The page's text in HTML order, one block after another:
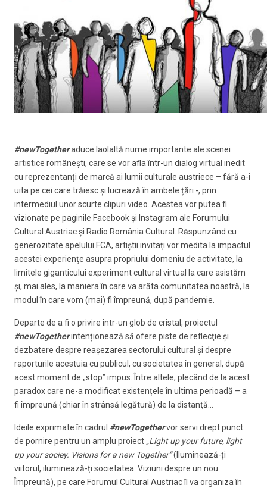
#newTogetheraduce laolaltă nume importante ale scenei
artistice românești, care se vor afla într-un dialog virtual inedit
cu reprezentanți de marcă ai lumii culturale austriece – fără a-i
uita pe cei care trăiesc și lucrează în ambele țări -, prin
intermediul unor scurte clipuri video. Acestea vor putea fi
vizionate pe paginile Facebook și Instagram ale Forumului
Cultural Austriac și Radio România Cultural. Răspunzând cu
generozitate apelului FCA, artiștii invitați vor medita la impactul
acestei experienţe asupra propriului domeniu de activitate, la
limitele giganticului experiment cultural virtual la care asistăm
și, mai ales, la maniera în care va arăta comunitatea noastră, la
modul în care vom (mai) fi împreună, după pandemie.
Departe de a fi o privire într-un glob de cristal, proiectul
#newTogetherintenționează să ofere piste de reflecţie și
dezbatere despre reașezarea sectorului cultural și despre
raporturile acestuia cu publicul, cu societatea în general, după
acest moment de „stop” impus. Între altele, plecând de la acest
paradox care ne-a modificat existențele în ultima perioadă – a
fi împreună (chiar în strânsă legătură) de la distanţă…
Ideile exprimate în cadrul #newTogethervor servi drept punct
de pornire pentru un amplu proiect „Light up your future, light
up your sociey. Visions for a new Together”(Iluminează-ți
viitorul, iluminează-ți societatea. Viziuni despre un nou
Împreună), pe care Forumul Cultural Austriac îl va organiza în